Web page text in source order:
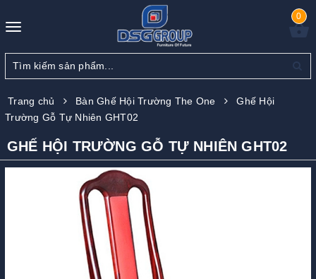
Toggle
0
Trang chủ Bàn Ghế Hội Trường The One
Ghế Hội
Trường Gỗ Tự Nhiên GHT02
GHẾ HỘI TRƯỜNG GỖ TỰ NHIÊN GHT02